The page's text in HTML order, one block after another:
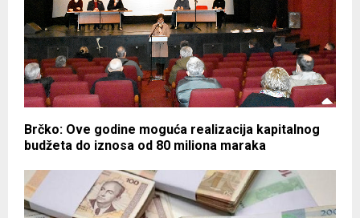
Brčko: Ove godine moguća realizacija kapitalnog
budžeta do iznosa od 80 miliona maraka